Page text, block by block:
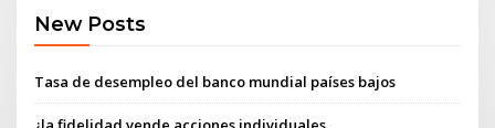
New Posts
Tasa de desempleo del banco mundial países bajos